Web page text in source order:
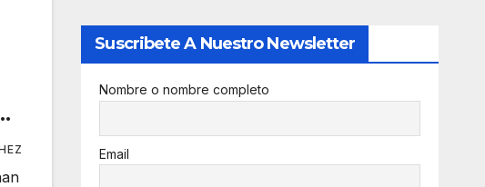
Suscribete A Nuestro Newsletter
Nombre o nombre completo
Email